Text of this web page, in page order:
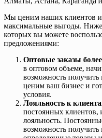
Мы ценим наших клиентов и
максимальные выгоды.
которых вы можете
предложениями:
Оптовые заказы
в оптовом объеме,
возможность
ценим ваш бизнес и
условия.
Лояльность к
постоянных клиентов,
лояльность.
возможность